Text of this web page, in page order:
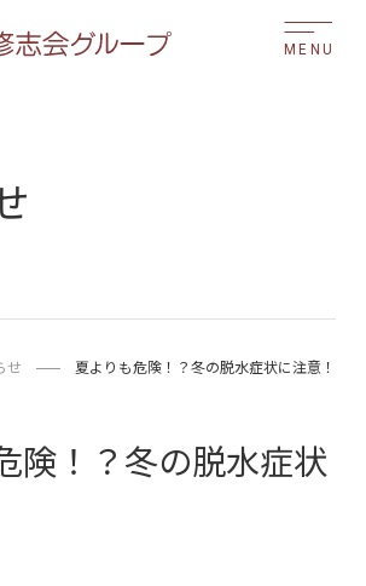
MENU
せ 夏よりも危険！？冬の脱水症状に注意！
険！？冬の脱水症状